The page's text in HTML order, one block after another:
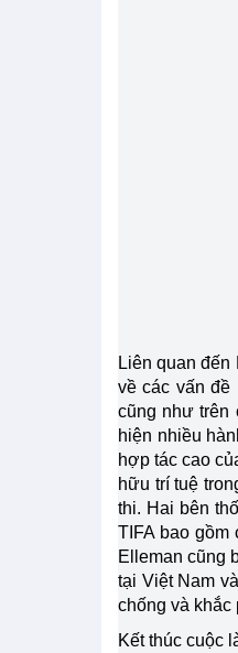
Liên quan
về các vấn đề
cũng như trên
hiện nhiều
hợp tác cao
hữu trí tuệ
thi. Hai bên
TIFA bao gồm
Elleman cũng
tại Việt Nam
chống và khắc
Kết thúc cuộc